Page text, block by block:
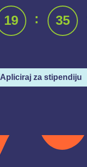
19 : 35
Apliciraj za stipendiju